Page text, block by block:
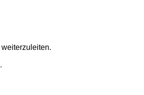
weiterzuleiten.
.